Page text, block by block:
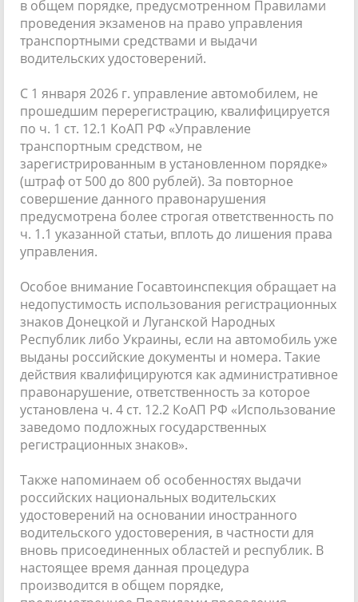
в общем порядке, предусмотренном Правилами
проведения экзаменов на право управления
транспортными средствами и выдачи
водительских удостоверений.
С 1 января 2026 г. управление автомобилем, не
прошедшим перерегистрацию, квалифицируется
по ч. 1 ст. 12.1 КоАП РФ «Управление
транспортным средством, не
зарегистрированным в установленном порядке»
(штраф от 500 до 800 рублей). За повторное
совершение данного правонарушения
предусмотрена более строгая ответственность по
ч. 1.1 указанной статьи, вплоть до лишения права
управления.
Особое внимание Госавтоинспекция обращает на
недопустимость использования регистрационных
знаков Донецкой и Луганской Народных
Республик либо Украины, если на автомобиль уже
выданы российские документы и номера. Такие
действия квалифицируются как административное
правонарушение, ответственность за которое
установлена ч. 4 ст. 12.2 КоАП РФ «Использование
заведомо подложных государственных
регистрационных знаков».
Также напоминаем об особенностях выдачи
российских национальных водительских
удостоверений на основании иностранного
водительского удостоверения, в частности для
вновь присоединенных областей и республик. В
настоящее время данная процедура
производится в общем порядке,